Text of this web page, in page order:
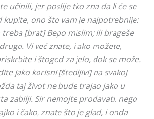
učinili, jer poslije tko zna da li će se
ono što vam je najpotrebnije:
[brat] Bepo mislim; ili brageše
Vi već znate, i ako možete,
i štogod za jelo, dok se može.
jako korisni [štedljivi] na svakoj
taj život ne bude trajao jako u
zabilji. Sir nemojte prodavati, nego
i čako, znate što je glad, i onda